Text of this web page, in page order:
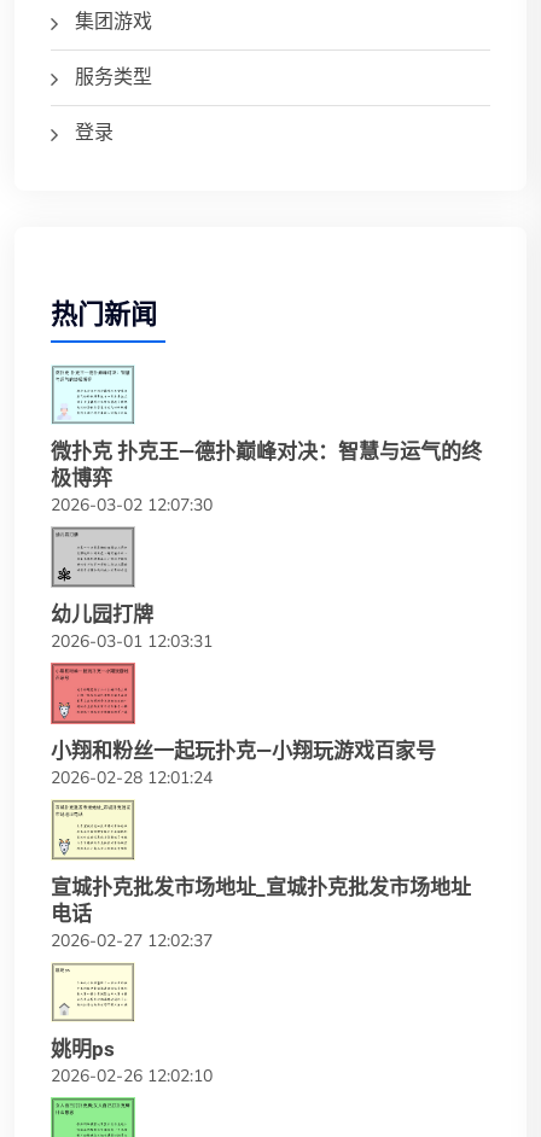
集团游戏
服务类型
登录
热门新闻
微扑克 扑克王—德扑巅峰对决：智慧与运气的终
极博弈
2026-03-02 12:07:30
幼儿园打牌
2026-03-01 12:03:31
小翔和粉丝一起玩扑克—小翔玩游戏百家号
2026-02-28 12:01:24
宣城扑克批发市场地址_宣城扑克批发市场地址
电话
2026-02-27 12:02:37
姚明ps
2026-02-26 12:02:10